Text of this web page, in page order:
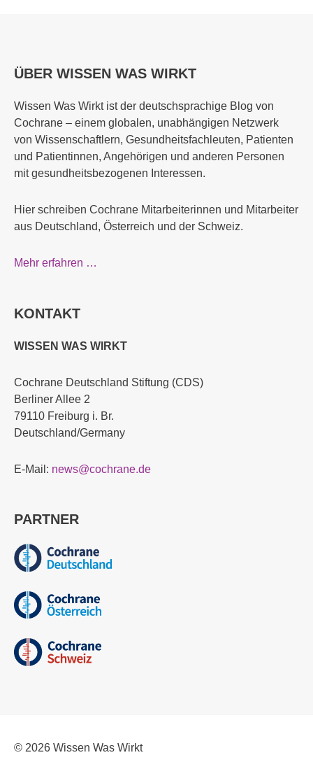
ÜBER WISSEN WAS WIRKT
Wissen Was Wirkt ist der deutschsprachige Blog von
Cochrane – einem globalen, unabhängigen Netzwerk
von Wissenschaftlern, Gesundheitsfachleuten, Patienten
und Patientinnen, Angehörigen und anderen Personen
mit gesundheitsbezogenen Interessen.
Hier schreiben Cochrane Mitarbeiterinnen und Mitarbeiter
aus Deutschland, Österreich und der Schweiz.
Mehr erfahren …
KONTAKT
WISSEN WAS WIRKT
Cochrane Deutschland Stiftung (CDS)
Berliner Allee 2
79110 Freiburg i. Br.
Deutschland/Germany
E-Mail: news@cochrane.de
PARTNER
© 2026 Wissen Was Wirkt